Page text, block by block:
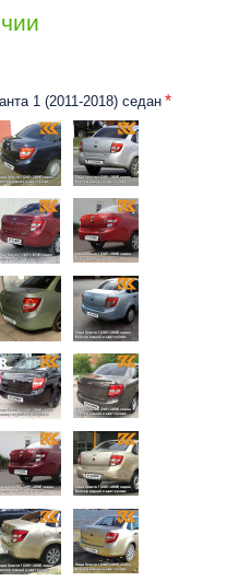
1 (2011-2018) седан